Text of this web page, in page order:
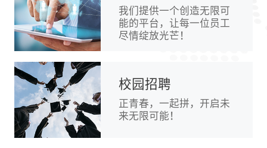
我们提供一个创造无限可
能的平台，让每一位员工
尽情绽放光芒！
校园招聘
正青春，一起拼，开启未
来无限可能！